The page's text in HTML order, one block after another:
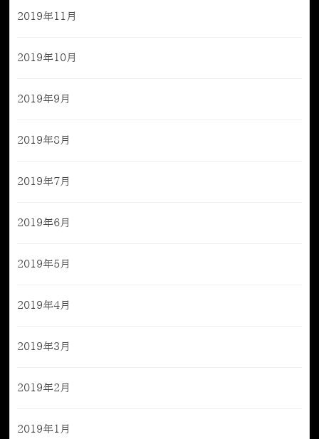
2019年11月
2019年10月
2019年9月
2019年8月
2019年7月
2019年6月
2019年5月
2019年4月
2019年3月
2019年2月
2019年1月